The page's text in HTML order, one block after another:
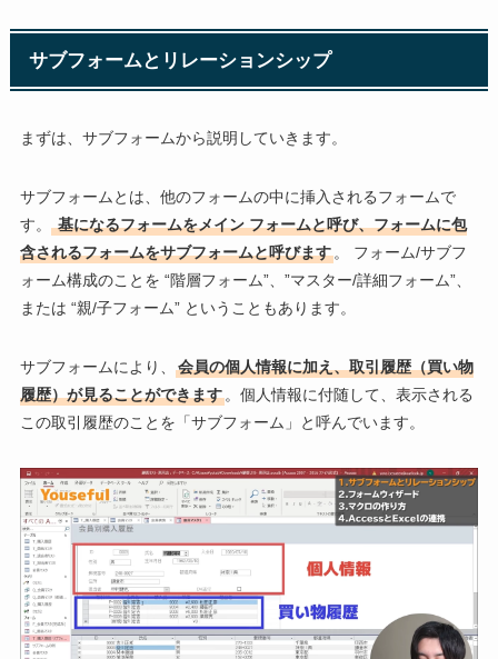
サブフォームとリレーションシップ
まずは、サブフォームから説明していきます。
サブフォームとは、他のフォームの中に挿入されるフォームで
す。
基になるフォームをメイン フォームと呼び、フォームに包
含されるフォームをサブフォームと呼びます。 フォーム/サブフ
ォーム構成のことを “階層フォーム”、”マスター/詳細フォーム”、
または “親/子フォーム” ということもあります。
サブフォームにより、
会員の個人情報に加え、取引履歴（買い物
履歴）が見ることができます。個人情報に付随して、表示される
この取引履歴のことを「サブフォーム」と呼んでいます。